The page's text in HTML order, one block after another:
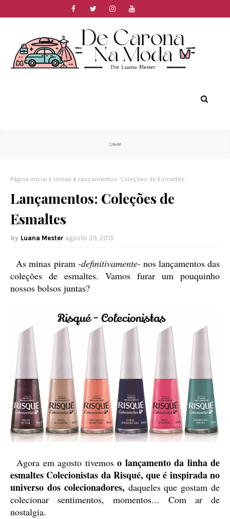
Página inicial Unhas Lançamentos: Coleções de Esmaltes
Lançamentos: Coleções de
Esmaltes
Luana Mester agosto 29, 2015
As minas piram -definitivamente- nos lançamentos das
coleções de esmaltes. Vamos furar um pouquinho
nossos bolsos juntas?
Agora em agosto tivemoso lançamento da linha de
esmaltes Colecionistas da Risqué, que é inspirada no
universo dos colecionadores, daqueles que gostam de
colecionar sentimentos, momentos... Com ar de
nostalgia.